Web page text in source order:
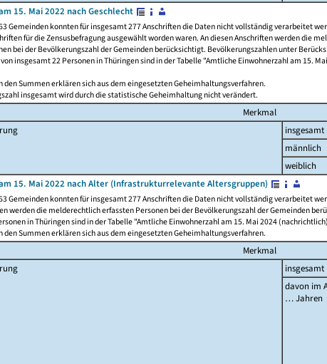
15. Mai 2022 nach Geschlecht
Gemeinden konnten für insgesamt 277 Anschriften die Daten nicht vollständig verarbeitet
für die Zensusbefragung ausgewählt worden waren. An diesen Anschriften werden die
bei der Bevölkerungszahl der Gemeinden berücksichtigt. Bevölkerungszahlen unter
insgesamt 22 Personen in Thüringen sind in der Tabelle "Amtliche Einwohnerzahl am 15.
den Summen erklären sich aus dem eingesetzten Geheimhaltungsverfahren.
insgesamt wird durch die statistische Geheimhaltung nicht verändert.
Merkmal
insgesamt
männlich
weiblich
15. Mai 2022 nach Alter (Infrastrukturrelevante Altersgruppen)
Gemeinden konnten für insgesamt 277 Anschriften die Daten nicht vollständig verarbeitet
werden die melderechtlich erfassten Personen bei der Bevölkerungszahl der Gemeinden
in Thüringen sind in der Tabelle "Amtliche Einwohnerzahl am 15. Mai 2024
den Summen erklären sich aus dem eingesetzten Geheimhaltungsverfahren.
Merkmal
insgesamt
davon im
… Jahren